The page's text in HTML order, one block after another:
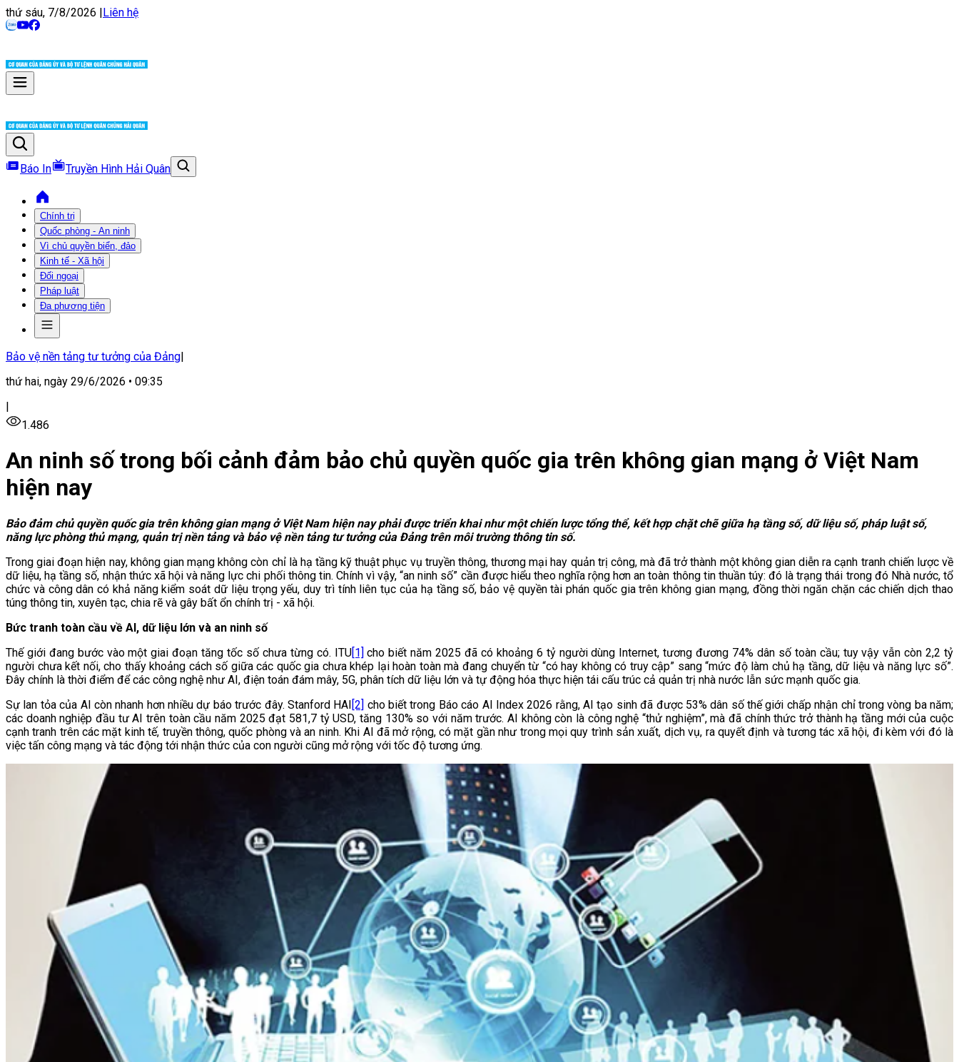
thứ sáu, 7/8/2026 |Liên hệ
Báo In Truyền Hình Hải Quân
Chính trị
Quốc phòng - An ninh
Vì chủ quyền biển, đảo
Kinh tế - Xã hội
Đối ngoại
Pháp luật
Đa phương tiện
Bảo vệ nền tảng tư tưởng của Đảng|
thứ hai, ngày 29/6/2026 • 09:35
|
1.486
An ninh số trong bối cảnh đảm bảo chủ quyền quốc gia trên không gian mạng ở Việt Nam
hiện nay
Bảo đảm chủ quyền quốc gia trên không gian mạng ở Việt Nam hiện nay phải được triển khai như một chiến lược tổng thể, kết hợp chặt chẽ giữa hạ tầng số, dữ liệu số, pháp luật số,
năng lực phòng thủ mạng, quản trị nền tảng và bảo vệ nền tảng tư tưởng của Đảng trên môi trường thông tin số.
Trong giai đoạn hiện nay, không gian mạng không còn chỉ là hạ tầng kỹ thuật phục vụ truyền thông, thương mại hay quản trị công, mà đã trở thành một không gian diễn ra cạnh tranh chiến lược về
dữ liệu, hạ tầng số, nhận thức xã hội và năng lực chi phối thông tin. Chính vì vậy, “an ninh số” cần được hiểu theo nghĩa rộng hơn an toàn thông tin thuần túy: đó là trạng thái trong đó Nhà nước, tổ
chức và công dân có khả năng kiểm soát dữ liệu trọng yếu, duy trì tính liên tục của hạ tầng số, bảo vệ quyền tài phán quốc gia trên không gian mạng, đồng thời ngăn chặn các chiến dịch thao
túng thông tin, xuyên tạc, chia rẽ và gây bất ổn chính trị - xã hội.
Bức tranh toàn cầu về AI, dữ liệu lớn và an ninh số
Thế giới đang bước vào một giai đoạn tăng tốc số chưa từng có. ITU[1] cho biết năm 2025 đã có khoảng 6 tỷ người dùng Internet, tương đương 74% dân số toàn cầu; tuy vậy vẫn còn 2,2 tỷ
người chưa kết nối, cho thấy khoảng cách số giữa các quốc gia chưa khép lại hoàn toàn mà đang chuyển từ “có hay không có truy cập” sang “mức độ làm chủ hạ tầng, dữ liệu và năng lực số”.
Đây chính là thời điểm để các công nghệ như AI, điện toán đám mây, 5G, phân tích dữ liệu lớn và tự động hóa thực hiện tái cấu trúc cả quản trị nhà nước lẫn sức mạnh quốc gia.
Sự lan tỏa của AI còn nhanh hơn nhiều dự báo trước đây. Stanford HAI[2] cho biết trong Báo cáo AI Index 2026 rằng, AI tạo sinh đã được 53% dân số thế giới chấp nhận chỉ trong vòng ba năm;
các doanh nghiệp đầu tư AI trên toàn cầu năm 2025 đạt 581,7 tỷ USD, tăng 130% so với năm trước. AI không còn là công nghệ “thử nghiệm”, mà đã chính thức trở thành hạ tầng mới của cuộc
cạnh tranh trên các mặt kinh tế, truyền thông, quốc phòng và an ninh. Khi AI đã mở rộng, có mặt gần như trong mọi quy trình sản xuất, dịch vụ, ra quyết định và tương tác xã hội, đi kèm với đó là
việc tấn công mạng và tác động tới nhận thức của con người cũng mở rộng với tốc độ tương ứng.